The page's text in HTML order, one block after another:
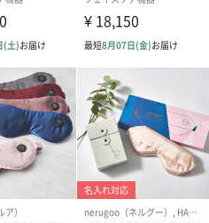
ス&ビューティー器具ブランド。
掛け合わせた響きで
のプロを追求。毎日持ち歩きが
のまま。豊富な種類を取り揃え